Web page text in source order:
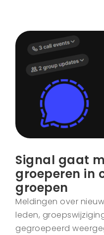
Signal gaat
groeperen in
groepen
Meldingen over
leden,
gegroepeerd